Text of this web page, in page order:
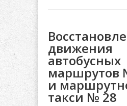
движения
автобусных
маршрутов
и
такси № 28